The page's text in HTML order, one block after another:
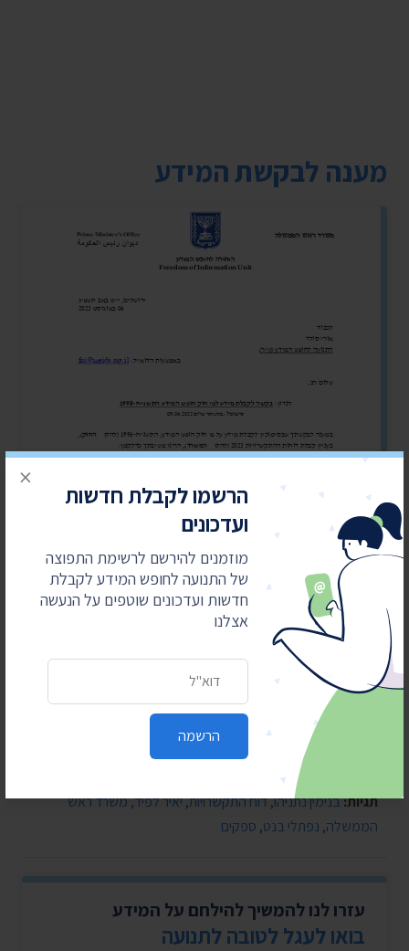
הרשמו לקבלת חדשות
ועדכונים
מוזמנים להירשם לרשימת התפוצה
של התנועה לחופש המידע לקבלת
חדשות ועדכונים שוטפים על הנעשה
אצלנו
הרשמה
×
מענה לבקשת המידע
חדשות
תגיות:בנימין נתניהו,דוח התקשרויות,יאיר לפיד,משרד ראש
הממשלה, נפתלי בנט, ספקים
עזרו לנו להמשיך להילחם על המידע
בואו לעגל לטובה לתנועה